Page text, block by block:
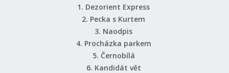
1. Dezorient Express
2. Pecka s Kurtem
3. Naodpis
4. Procházka parkem
5. Černobílá
6. Kandidát vět